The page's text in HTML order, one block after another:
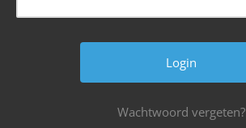
Wachtwoord vergeten?